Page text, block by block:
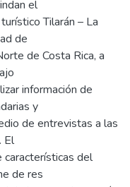
el
Tilarán – La
de
de Costa Rica, a
información de
y
de entrevistas a las
El
características del
de res